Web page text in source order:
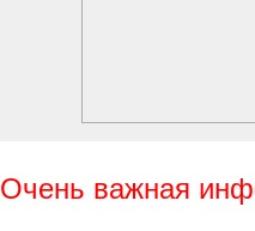
Очень важная